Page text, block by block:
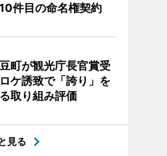
件目の命名権契約
町が観光庁長官賞受
ケ誘致で「誇り」を
取り組み評価
見る